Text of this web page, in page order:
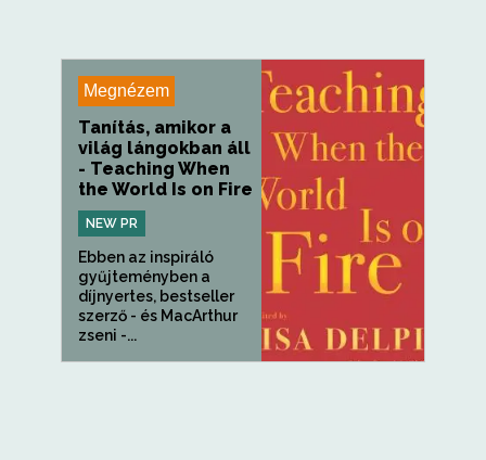
Megnézem
Tanítás, amikor a
világ lángokban áll
- Teaching When
the World Is on Fire
NEW PR
Ebben az inspiráló
gyűjteményben a
díjnyertes, bestseller
szerző - és MacArthur
zseni -...